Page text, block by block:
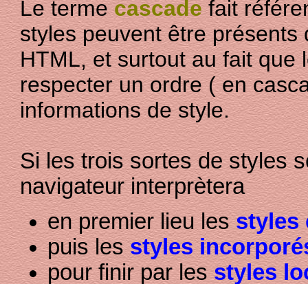
Le termecascadefait
styles peuvent être
HTML, et surtout au fait que
respecter un ordre ( en
informations de style.
Si les trois sortes de styles
navigateur interprètera
en premier lieu lesstyles
puis lesstyles
pour finir par lesstyles